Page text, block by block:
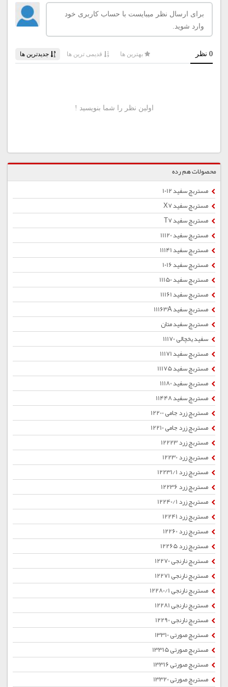
محصولات هم رده
مستربچ سفید 1012
مستربچ سفید X7
مستربچ سفید T7
مستربچ سفید 11120
مستربچ سفید 11141
مستربچ سفید 1016
مستربچ سفید 11150
مستربچ سفید 11161
مستربچ سفید 11163A
مستربچ سفید متان
سفید یخچالی 11170
مستربچ سفید 11171
مستربچ سفید 11175
مستربچ سفید 11180
مستربچ سفید 11448
مستربچ زرد جامی 12200
مستربچ زرد جامی 12210
مستربچ زرد 12223
مستربچ زرد 12230
مستربچ زرد 12231/1
مستربچ زرد 12236
مستربچ زرد 12240/1
مستربچ زرد 12241
مستربچ زرد 12260
مستربچ زرد 12265
مستربچ نارنجی 12270
مستربچ نارنجی 12271
مستربچ نارنجی 12280/1
مستربچ نارنجی 12281
مستربچ نارنجی 12290
مستربچ صورتی 13310
مستربچ صورتی 13315
مستربچ صورتی 13316
مستربچ صورتی 13320